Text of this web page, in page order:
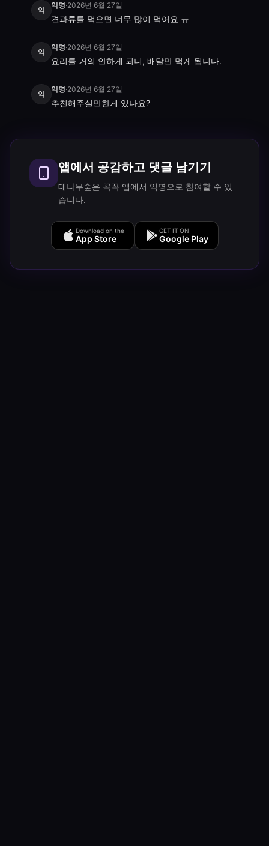
익
익명·2026년 6월 27일
견과류를 먹으면 너무 많이 먹어요 ㅠ
익
익명·2026년 6월 27일
요리를 거의 안하게 되니, 배달만 먹게 됩니다.
익
익명·2026년 6월 27일
추천해주실만한게 있나요?
앱에서 공감하고 댓글 남기기
대나무숲은 꼭꼭 앱에서 익명으로 참여할 수 있
습니다.
Download on the
App Store
GET IT ON
Google Play